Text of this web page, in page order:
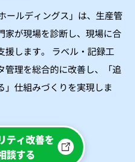
ールディングス」は、生産管
家が現場を診断し、現場に合
します。
ラベル・記録工
管理を総合的に改善し、「追
」仕組みづくりを実現しま
ティ改善を
談する